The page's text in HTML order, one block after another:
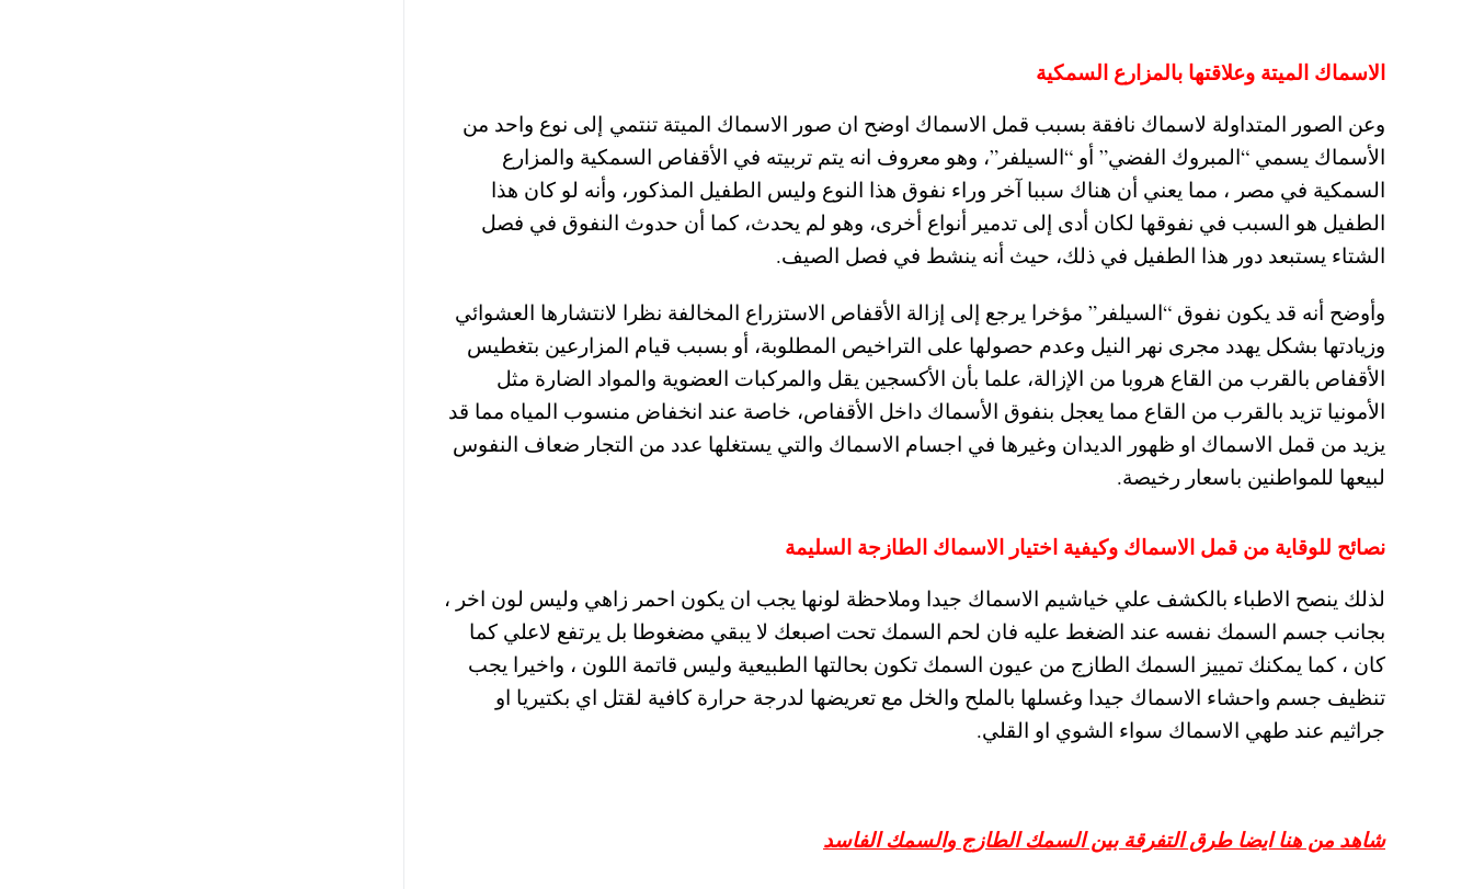
الاسماك الميتة وعلاقتها بالمزارع السمكية
وعن الصور المتداولة لاسماك نافقة بسبب قمل الاسماك اوضح ان صور الاسماك الميتة تنتمي إلى نوع واحد من
الأسماك يسمي “المبروك الفضي” أو “السيلفر”، وهو معروف انه يتم تربيته في الأقفاص السمكية والمزارع
السمكية في مصر ، مما يعني أن هناك سببا آخر وراء نفوق هذا النوع وليس الطفيل المذكور، وأنه لو كان هذا
الطفيل هو السبب في نفوقها لكان أدى إلى تدمير أنواع أخرى، وهو لم يحدث، كما أن حدوث النفوق في فصل
الشتاء يستبعد دور هذا الطفيل في ذلك، حيث أنه ينشط في فصل الصيف.
وأوضح أنه قد يكون نفوق “السيلفر” مؤخرا يرجع إلى إزالة الأقفاص الاستزراع المخالفة نظرا لانتشارها العشوائي
وزيادتها بشكل يهدد مجرى نهر النيل وعدم حصولها على التراخيص المطلوبة، أو بسبب قيام المزارعين بتغطيس
الأقفاص بالقرب من القاع هروبا من الإزالة، علما بأن الأكسجين يقل والمركبات العضوية والمواد الضارة مثل
الأمونيا تزيد بالقرب من القاع مما يعجل بنفوق الأسماك داخل الأقفاص، خاصة عند انخفاض منسوب المياه مما قد
يزيد من قمل الاسماك او ظهور الديدان وغيرها في اجسام الاسماك والتي يستغلها عدد من التجار ضعاف النفوس
لبيعها للمواطنين باسعار رخيصة.
نصائح للوقاية من قمل الاسماك وكيفية اختيار الاسماك الطازجة السليمة
لذلك ينصح الاطباء بالكشف علي خياشيم الاسماك جيدا وملاحظة لونها يجب ان يكون احمر زاهي وليس لون اخر ،
بجانب جسم السمك نفسه عند الضغط عليه فان لحم السمك تحت اصبعك لا يبقي مضغوطا بل يرتفع لاعلي كما
كان ، كما يمكنك تمييز السمك الطازج من عيون السمك تكون بحالتها الطبيعية وليس قاتمة اللون ، واخيرا يجب
تنظيف جسم واحشاء الاسماك جيدا وغسلها بالملح والخل مع تعريضها لدرجة حرارة كافية لقتل اي بكتيريا او
جراثيم عند طهي الاسماك سواء الشوي او القلي.
شاهد من هنا ايضا طرق التفرقة بين السمك الطازج والسمك الفاسد